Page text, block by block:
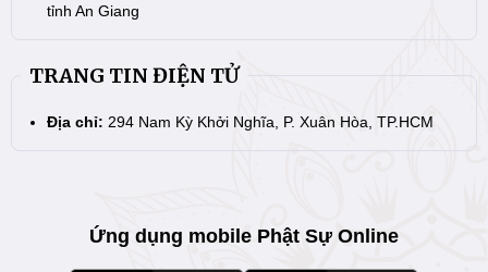
tỉnh An Giang
TRANG TIN ĐIỆN TỬ
Địa chỉ: 294 Nam Kỳ Khởi Nghĩa, P. Xuân Hòa, TP.HCM
Ứng dụng mobile Phật Sự Online